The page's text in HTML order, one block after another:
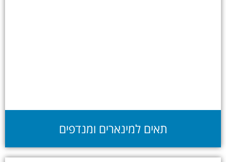
תאים למינארים ומנדפים